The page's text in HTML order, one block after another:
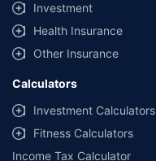
Investment
Health Insurance
Other Insurance
Calculators
Investment Calculators
Fitness Calculators
Income Tax Calculator